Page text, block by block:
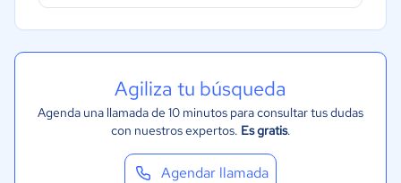
Agiliza tu búsqueda
Agenda una llamada de 10 minutos para consultar tus dudas
con nuestros expertos. Es gratis.
Agendar llamada